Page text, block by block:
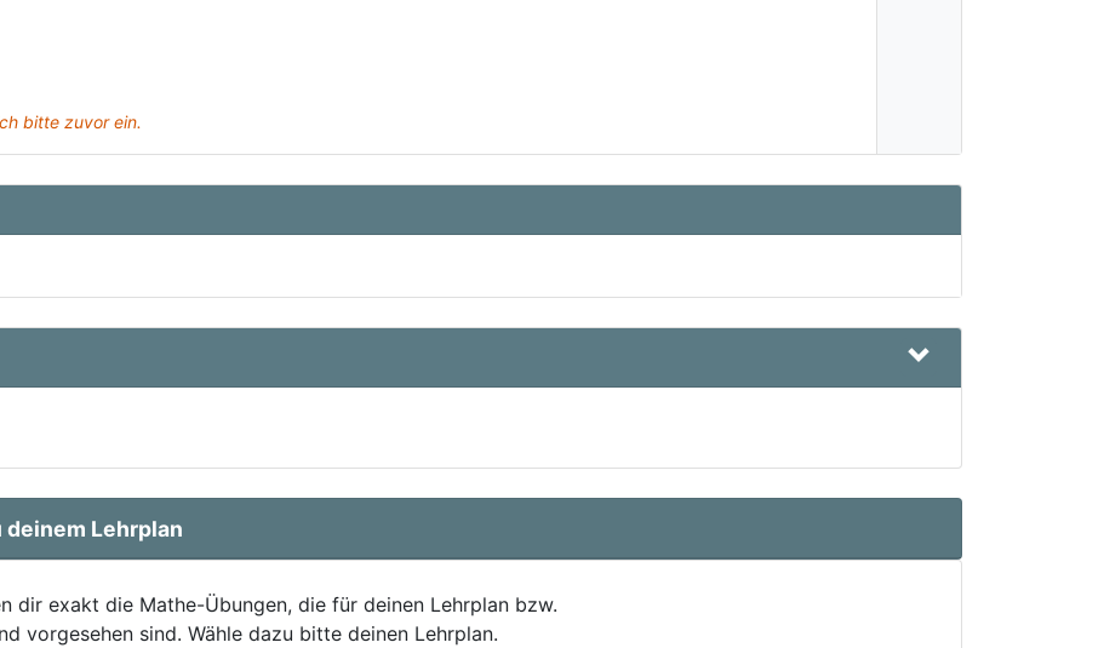
bitte zuvor ein.
Lehrplan
dir exakt die Mathe-Übungen, die für deinen Lehrplan bzw.
vorgesehen sind. Wähle dazu bitte deinen Lehrplan.